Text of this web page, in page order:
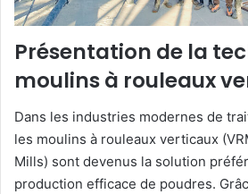
Présentation de la
moulins à rouleaux
Dans les industries modernes de
les moulins à rouleaux verticaux
Mills) sont devenus la solution
production efficace de poudres.